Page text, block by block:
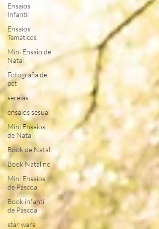
Ensaios
Infantil
Ensaios
Temáticos
Mini Ensaio de
Natal
Fotografia de
pet
sereias
ensaios sesual
Mini Ensaios
de Natal
Book de Natal
Book Natalino
Mini Ensaios
de Páscoa
Book infantil
de Páscoa
star wars